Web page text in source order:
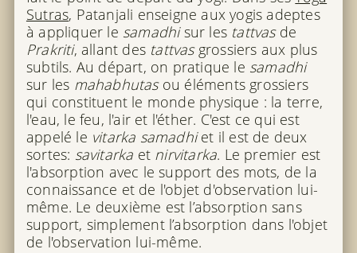
Sutras, Patanjali enseigne aux yogis adeptes
à appliquer le samadhisur les tattvasde
Prakriti, allant des tattvasgrossiers aux plus
subtils. Au départ, on pratique le samadhi
sur les mahabhutasou éléments grossiers
qui constituent le monde physique : la terre,
l'eau, le feu, l'air et l'éther. C'est ce qui est
appelé le vitarka samadhiet il est de deux
sortes: savitarka et nirvitarka. Le premier est
l'absorption avec le support des mots, de la
connaissance et de l'objet d'observation lui-
même. Le deuxième est l’absorption sans
support, simplement l’absorption dans l'objet
de l'observation lui-même.